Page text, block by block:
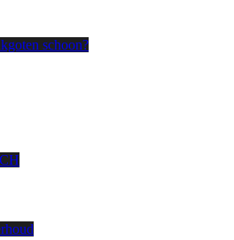
schoon?